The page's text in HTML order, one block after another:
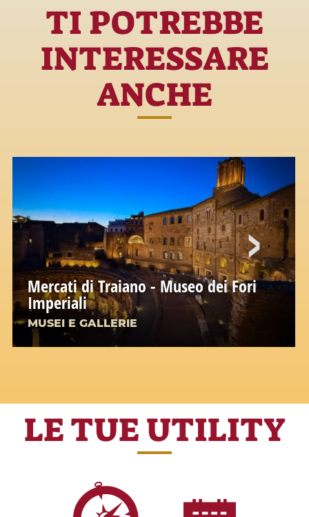
TI POTREBBE
INTERESSARE
ANCHE
Mercati di Traiano - Museo dei Fori
Imperiali
MUSEI E GALLERIE
LE TUE UTILITY